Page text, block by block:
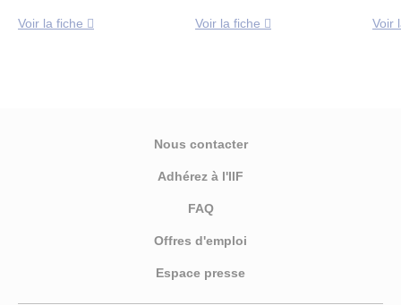
Voir la fiche Voir la fiche Voir
Nous contacter
Adhérez à l'IIF
FAQ
Offres d'emploi
Espace presse